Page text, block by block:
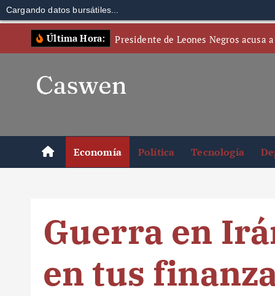
Cargando datos bursátiles...
Última Hora: Presidente de Leones Negros acusa
Economía Política Tecnología
Guerra en
en tus